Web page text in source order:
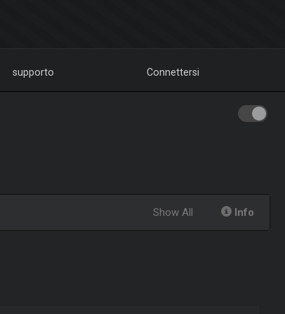
supporto Connettersi
Show All Info